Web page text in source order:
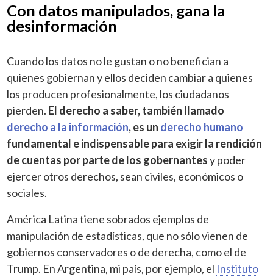
Con datos manipulados, gana la
desinformación
Cuando los datos no le gustan o no benefician a
quienes gobiernan y ellos deciden cambiar a quienes
los producen profesionalmente, los ciudadanos
pierden. El derecho a saber, también llamado
derecho a la información, es un derecho humano
fundamental e indispensable para exigir la rendición
de cuentas por parte de los gobernantesy poder
ejercer otros derechos, sean civiles, económicos o
sociales.
América Latina tiene sobrados ejemplos de
manipulación de estadísticas, que no sólo vienen de
gobiernos conservadores o de derecha, como el de
Trump. En Argentina, mi país, por ejemplo, el Instituto